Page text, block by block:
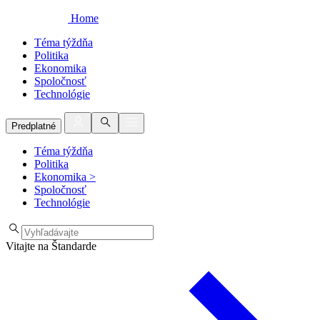
Home
Téma týždňa
Politika
Ekonomika
Spoločnosť
Technológie
Predplatné
Téma týždňa
Politika
Ekonomika >
Spoločnosť
Technológie
Vitajte na Štandarde